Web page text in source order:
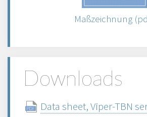
Maßzeichnung
Downloads
Data sheet, Viper-TBN